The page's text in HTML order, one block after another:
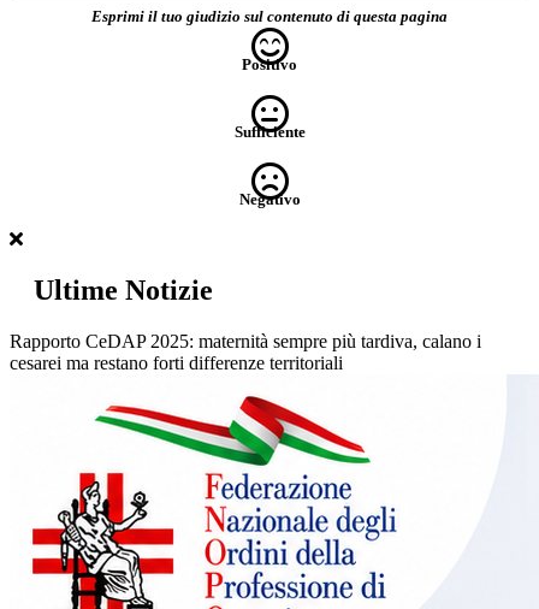
Esprimi il tuo giudizio sul contenuto di questa pagina
Positivo
Sufficiente
Negativo
Ultime Notizie
Rapporto CeDAP 2025: maternità sempre più tardiva, calano i
cesarei ma restano forti differenze territoriali